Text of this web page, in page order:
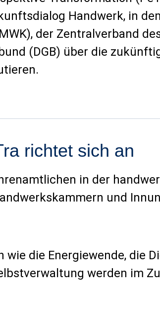
Handwerk, in
der Zentralverband
(DGB) über die
richtet sich an
in der
und
wie die Energiewende, die
werden im